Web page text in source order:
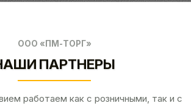
ООО «ПМ-ТОРГ»
ПАРТНЕРЫ
работаем как с розничными, так и с